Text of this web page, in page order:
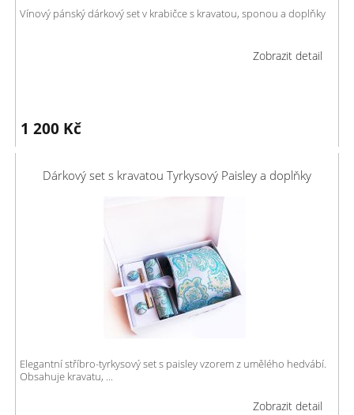
Vínový pánský dárkový set v krabičce s kravatou, sponou a doplňky
Zobrazit detail
1 200 Kč
Dárkový set s kravatou Tyrkysový Paisley a doplňky
Elegantní stříbro-tyrkysový set s paisley vzorem z umělého hedvábí.
Obsahuje kravatu, ...
Zobrazit detail